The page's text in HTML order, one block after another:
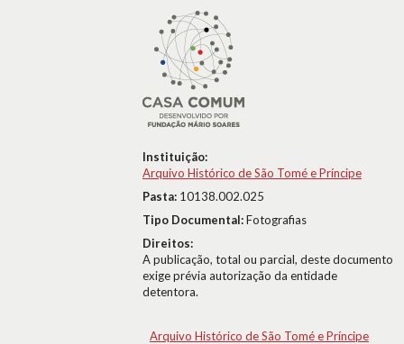
Instituição:
Arquivo Histórico de São Tomé e Príncipe
Pasta: 10138.002.025
Tipo Documental:Fotografias
Direitos:
A publicação, total ou parcial, deste documento
exige prévia autorização da entidade
detentora.
Arquivo Histórico de São Tomé e Príncipe